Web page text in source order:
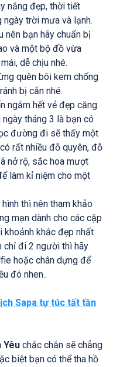
nắng đẹp, thời tiết
trời mưa và lạnh.
nên bạn hãy chuẩn bị
và một bộ đồ vừa
dễ chịu nhé.
quên bôi kem chống
bị cắn nhé.
ngắm hết vẻ đẹp căng
tháng 3 là bạn có
đường đi sẽ thấy một
rất nhiều đỗ quyên, đỗ
nở rộ, sắc hoa mượt
làm kỉ niệm cho một
thì nên tham khảo
mạn dành cho các cặp
khoảnh khắc đẹp nhất
chỉ đi 2 người thì hãy
hoặc chân dựng để
đó nhen..
Sapa tự túc tất tần
Yêu chắc chắn sẽ chẳng
biệt bạn có thể tha hồ